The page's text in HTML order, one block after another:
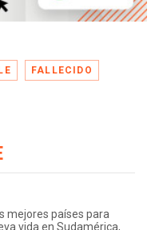
FALLECIDO
mejores países para
vida en Sudamérica,